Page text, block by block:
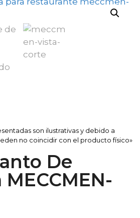
son ilustrativas y debido a
no coincidir con el producto físico»
De